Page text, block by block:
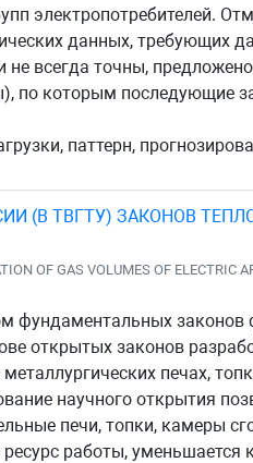
электропотребителей.
данных, требующих
всегда точны,
по которым последующие
паттерн,
(В ТВГТУ) ЗАКОНОВ
OF GAS VOLUMES OF ELECTRIC
фундаментальных законов
открытых законов
печах,
научного открытия
печи, топки, камеры
работы,